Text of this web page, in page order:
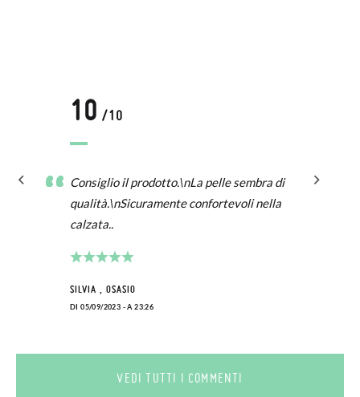
10 /10
Consiglio il prodotto.\nLa pelle sembra di
qualità.\nSicuramente confortevoli nella
calzata..
SILVIA , OSASIO
DI 05/09/2023 - A 23:26
VEDI TUTTI I COMMENTI